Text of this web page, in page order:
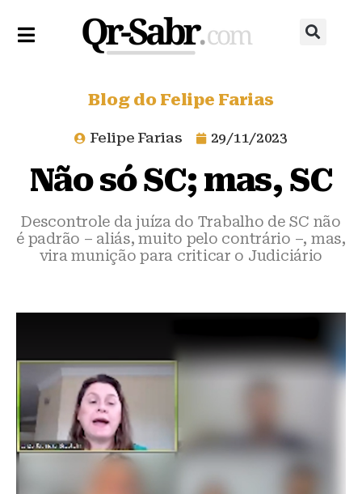
Blog do Felipe Farias
Felipe Farias 29/11/2023
Não só SC; mas, SC
Descontrole da juíza do Trabalho de SC não
é padrão – aliás, muito pelo contrário –, mas,
vira munição para criticar o Judiciário